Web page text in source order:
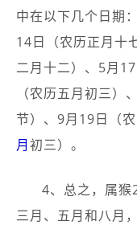
中在以下几个日期
14日（农历正月十
二月十二）、5月
（农历五月初三）
节）、9月19日（
月初三）。
4、总之，属猴
三月、五月和八月